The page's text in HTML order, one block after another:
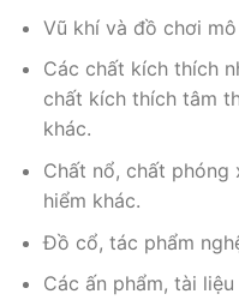
Vũ khí và đồ chơi
Các chất kích thích
chất kích thích tâm
khác.
Chất nổ, chất phóng
hiểm khác.
Đồ cổ, tác phẩm
Các ấn phẩm, tài